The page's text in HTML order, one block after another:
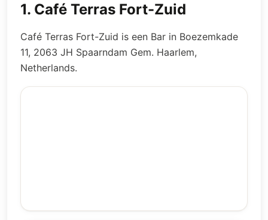
1. Café Terras Fort-Zuid
Café Terras Fort-Zuid is een Bar in Boezemkade
11, 2063 JH Spaarndam Gem. Haarlem,
Netherlands.